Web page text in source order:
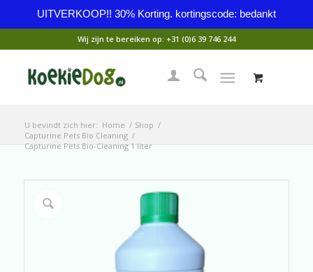
UITVERKOOP!! 30% Korting. kortingscode: bedankt
Wij zijn te bereiken op: +31 (0)6 39 746 244
U bevindt zich hier: Home / Shop /
Capturine Pets Bio Cleaning /
Capturine Pets Bio-Cleaning 1 liter